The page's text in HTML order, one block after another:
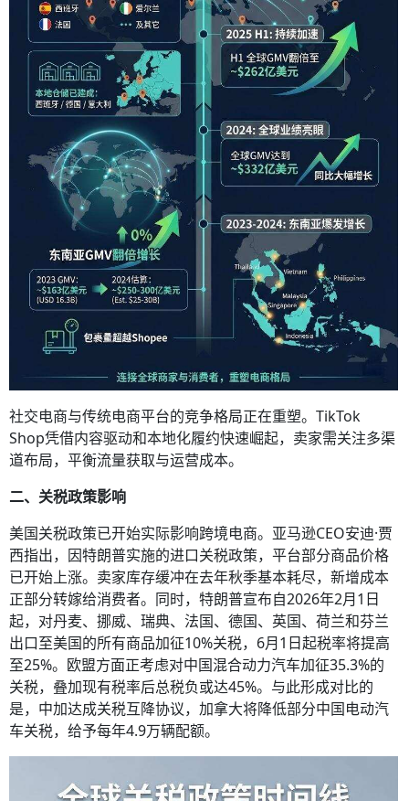
社交电商与传统电商平台的竞争格局正在重塑。TikTok
Shop凭借内容驱动和本地化履约快速崛起，卖家需关注多渠
道布局，平衡流量获取与运营成本。
二、关税政策影响
美国关税政策已开始实际影响跨境电商。亚马逊CEO安迪·贾
西指出，因特朗普实施的进口关税政策，平台部分商品价格
已开始上涨。卖家库存缓冲在去年秋季基本耗尽，新增成本
正部分转嫁给消费者。同时，特朗普宣布自2026年2月1日
起，对丹麦、挪威、瑞典、法国、德国、英国、荷兰和芬兰
出口至美国的所有商品加征10%关税，6月1日起税率将提高
至25%。欧盟方面正考虑对中国混合动力汽车加征35.3%的
关税，叠加现有税率后总税负或达45%。与此形成对比的
是，中加达成关税互降协议，加拿大将降低部分中国电动汽
车关税，给予每年4.9万辆配额。